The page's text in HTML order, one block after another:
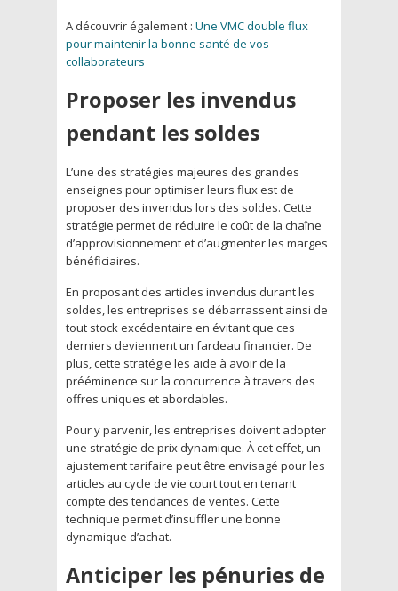
A découvrir également : Une VMC double flux
pour maintenir la bonne santé de vos
collaborateurs
Proposer les invendus
pendant les soldes
L’une des stratégies majeures des grandes
enseignes pour optimiser leurs flux est de
proposer des invendus lors des soldes. Cette
stratégie permet de réduire le coût de la chaîne
d’approvisionnement et d’augmenter les marges
bénéficiaires.
En proposant des articles invendus durant les
soldes, les entreprises se débarrassent ainsi de
tout stock excédentaire en évitant que ces
derniers deviennent un fardeau financier. De
plus, cette stratégie les aide à avoir de la
prééminence sur la concurrence à travers des
offres uniques et abordables.
Pour y parvenir, les entreprises doivent adopter
une stratégie de prix dynamique. À cet effet, un
ajustement tarifaire peut être envisagé pour les
articles au cycle de vie court tout en tenant
compte des tendances de ventes. Cette
technique permet d’insuffler une bonne
dynamique d’achat.
Anticiper les pénuries de